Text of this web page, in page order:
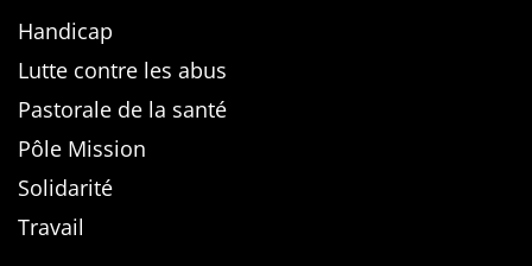
Handicap
Lutte contre les abus
Pastorale de la santé
Pôle Mission
Solidarité
Travail